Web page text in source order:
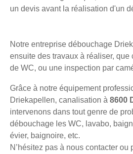
un devis avant la réalisation d'un
Notre entreprise débouchage
ensuite des travaux à réaliser,
de WC, ou une inspection par
Grâce à notre équipement
Driekapellen, canalisation à 8600
intervenons dans tout genre de
débouchage les WC, lavabo,
évier, baignoire, etc.
N’hésitez pas à nous contacter ou